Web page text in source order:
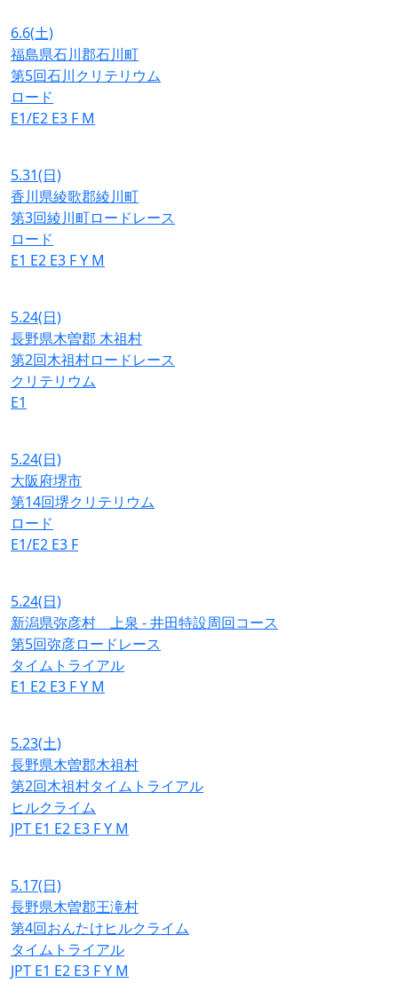
6.6(土)
福島県石川郡石川町
第5回石川クリテリウム
ロード
E1/E2 E3 F M
5.31(日)
香川県綾歌郡綾川町
第3回綾川町ロードレース
ロード
E1 E2 E3 FY M
5.24(日)
長野県木曽郡 木祖村
第2回木祖村ロードレース
クリテリウム
E1
5.24(日)
大阪府堺市
第14回堺クリテリウム
ロード
E1/E2 E3 F
5.24(日)
新潟県弥彦村 上泉 - 井田特設周回コース
第5回弥彦ロードレース
タイムトライアル
E1 E2 E3 FY M
5.23(土)
長野県木曽郡木祖村
第2回木祖村タイムトライアル
ヒルクライム
JPT E1 E2 E3 FY M
5.17(日)
長野県木曽郡王滝村
第4回おんたけヒルクライム
タイムトライアル
JPT E1 E2 E3 FY M